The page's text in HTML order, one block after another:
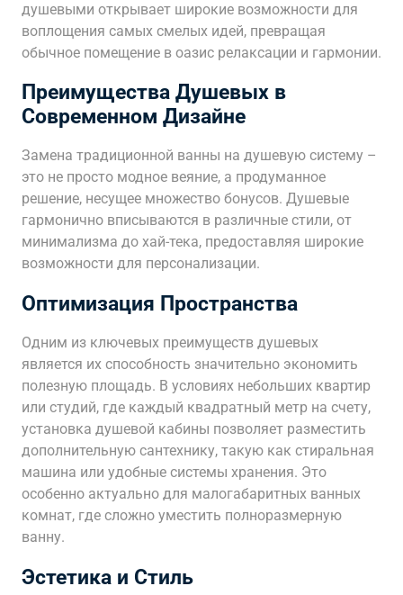
душевыми открывает широкие возможности для
воплощения самых смелых идей, превращая
обычное помещение в оазис релаксации и гармонии.
Преимущества Душевых в
Современном Дизайне
Замена традиционной ванны на душевую систему –
это не просто модное веяние, а продуманное
решение, несущее множество бонусов. Душевые
гармонично вписываются в различные стили, от
минимализма до хай-тека, предоставляя широкие
возможности для персонализации.
Оптимизация Пространства
Одним из ключевых преимуществ душевых
является их способность значительно экономить
полезную площадь. В условиях небольших квартир
или студий, где каждый квадратный метр на счету,
установка душевой кабины позволяет разместить
дополнительную сантехнику, такую как стиральная
машина или удобные системы хранения. Это
особенно актуально для малогабаритных ванных
комнат, где сложно уместить полноразмерную
ванну.
Эстетика и Стиль